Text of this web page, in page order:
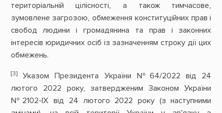
територіальній цілісності, а також тимчасове,
зумовлене загрозою, обмеження конституційних прав і
свобод людини і громадянина та прав і законних
інтересів юридичних осіб із зазначенням строку дії цих
обмежень.
[3]Указом Президента України №64/2022 від 24
лютого 2022 року, затвердженим Законом України
№2102-ІХ від 24 лютого 2022 року (з наступними